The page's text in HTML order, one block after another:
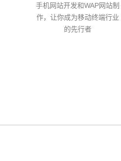
手机网站开发和WAP网站制
作，让你成为移动终端行业
的先行者